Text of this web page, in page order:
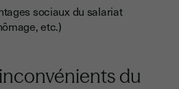
sociaux du salariat
etc.)
du